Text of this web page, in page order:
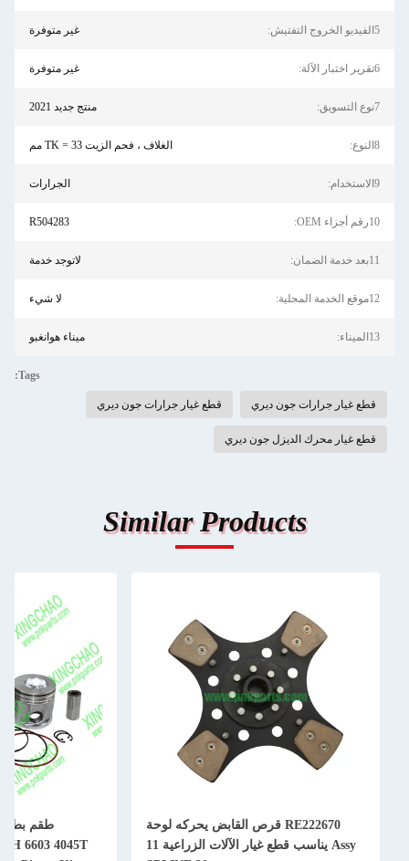
5الفيديو الخروج التفتيش: غير متوفرة
6تقرير اختبار الآلة: غير متوفرة
7نوع التسويق: منتج جديد 2021
8النوع: الغلاف ، فحم الزيت TK = 33 مم
9الاستخدام: الجرارات
10رقم أجزاء OEM: R504283
11بعد خدمة الضمان: لاتوجد خدمة
12موقع الخدمة المحلية: لا شيء
13الميناء: ميناء هوانغبو
Tags:
قطع غيار جرارات جون ديري قطع غيار جرارات جون ديري
قطع غيار محرك الديزل جون ديري
Similar Products
RE222670 قرص القابض يحركه لوحة
Assy يناسب قطع غيار الآلات الزراعية 11
6603 4045T